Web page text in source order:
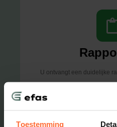
Toestemming
U ontvangt een duidelijke